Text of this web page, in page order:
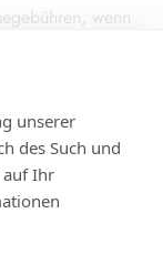
wenn
ursprünglichen
unserer
des Such und
auf Ihr